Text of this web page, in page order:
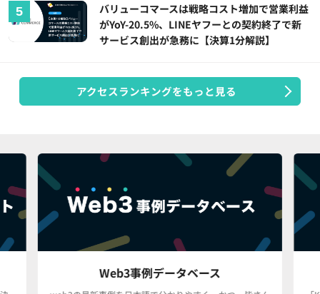
バリューコマースは戦略コスト増加で営業利益
がYoY-20.5%、LINEヤフーとの契約終了で新
サービス創出が急務に【決算1分解説】
アクセスランキングをもっと見る
Web3事例データベース